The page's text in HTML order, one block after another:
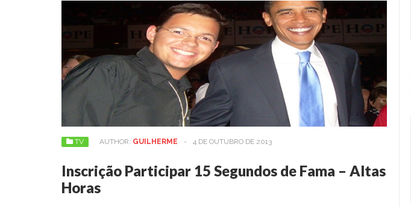
TV AUTHOR: GUILHERME - 4 DE OUTUBRO DE 2013
Inscrição Participar 15 Segundos de Fama – Altas
Horas